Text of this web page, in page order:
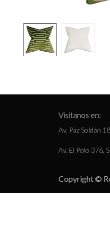
Visítanos en:
Av. Paz Soldán
Av. El Polo 376,
Copyright ©